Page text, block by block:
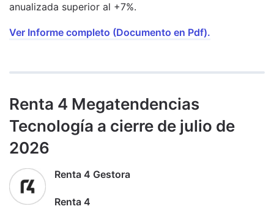
anualizada superior al +7%.
Ver Informe completo (Documento en Pdf).
Renta 4 Megatendencias
Tecnología a cierre de julio de
2026
Renta 4 Gestora
Renta 4